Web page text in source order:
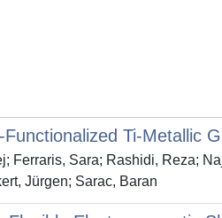
Ti-Metallic
Ferraris, Sara; Rashidi, Reza;
Jürgen; Sarac, Baran